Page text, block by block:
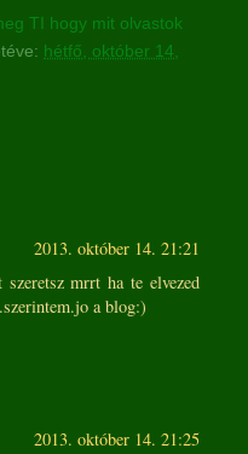
TI hogy mit olvastok
hétfő, október 14,
2013. október 14. 21:21
mrrt ha te elvezed
a blog:)
2013. október 14. 21:25